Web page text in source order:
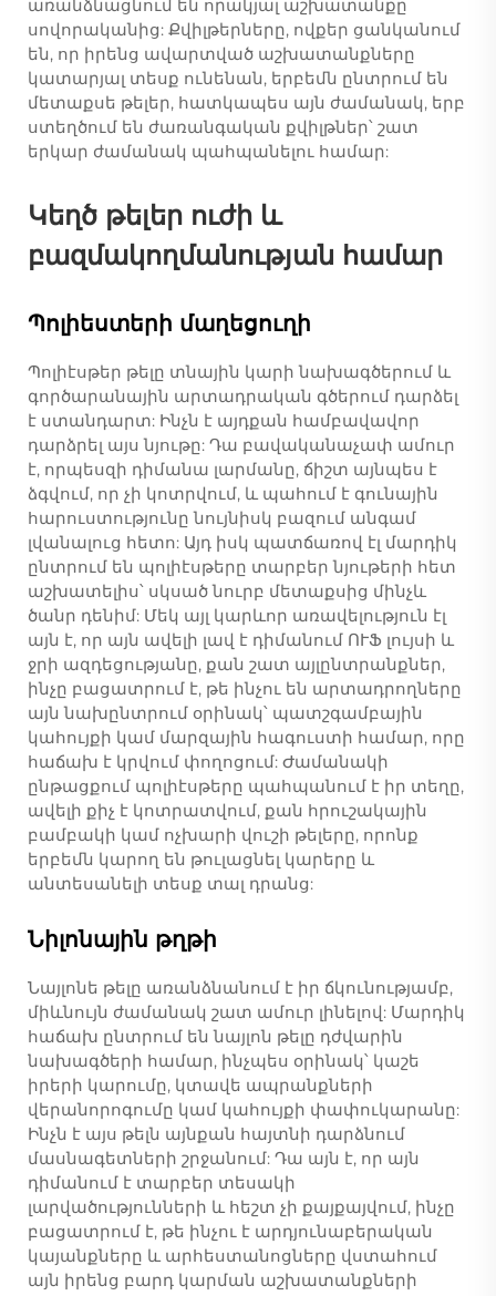
առանձնացնում են որակյալ աշխատանքը
սովորականից: Քվիլթերները, ովքեր ցանկանում
են, որ իրենց ավարտված աշխատանքները
կատարյալ տեսք ունենան, երբեմն ընտրում են
մետաքսե թելեր, հատկապես այն ժամանակ, երբ
ստեղծում են ժառանգական քվիլթներ՝ շատ
երկար ժամանակ պահպանելու համար:
Կեղծ թելեր ուժի և
բազմակողմանության համար
Պոլիեստերի մաղեցուղի
Պոլիէսթեր թելը տնային կարի նախագծերում և
գործարանային արտադրական գծերում դարձել
է ստանդարտ: Ինչն է այդքան համբավավոր
դարձրել այս նյութը: Դա բավականաչափ ամուր
է, որպեսզի դիմանա լարմանը, ճիշտ այնպես է
ձգվում, որ չի կոտրվում, և պահում է գունային
հարուստությունը նույնիսկ բազում անգամ
լվանալուց հետո: Այդ իսկ պատճառով էլ մարդիկ
ընտրում են պոլիէսթերը տարբեր նյութերի հետ
աշխատելիս՝ սկսած նուրբ մետաքսից մինչև
ծանր դենիմ: Մեկ այլ կարևոր առավելություն էլ
այն է, որ այն ավելի լավ է դիմանում ՈՒՖ լույսի և
ջրի ազդեցությանը, քան շատ այլընտրանքներ,
ինչը բացատրում է, թե ինչու են արտադրողները
այն նախընտրում օրինակ՝ պատշգամբային
կահույքի կամ մարզային հագուստի համար, որը
հաճախ է կրվում փողոցում: Ժամանակի
ընթացքում պոլիէսթերը պահպանում է իր տեղը,
ավելի քիչ է կոտրատվում, քան հրուշակային
բամբակի կամ ոչխարի վուշի թելերը, որոնք
երբեմն կարող են թուլացնել կարերը և
անտեսանելի տեսք տալ դրանց:
Նիլոնային թղթի
Նայլոնե թելը առանձնանում է իր ճկունությամբ,
միևնույն ժամանակ շատ ամուր լինելով: Մարդիկ
հաճախ ընտրում են նայլոն թելը դժվարին
նախագծերի համար, ինչպես օրինակ՝ կաշե
իրերի կարումը, կտավե ապրանքների
վերանորոգումը կամ կահույքի փափուկարանը:
Ինչն է այս թելն այնքան հայտնի դարձնում
մասնագետների շրջանում: Դա այն է, որ այն
դիմանում է տարբեր տեսակի
լարվածությունների և հեշտ չի քայքայվում, ինչը
բացատրում է, թե ինչու է արդյունաբերական
կայանքները և արհեստանոցները վստահում
այն իրենց բարդ կարման աշխատանքների